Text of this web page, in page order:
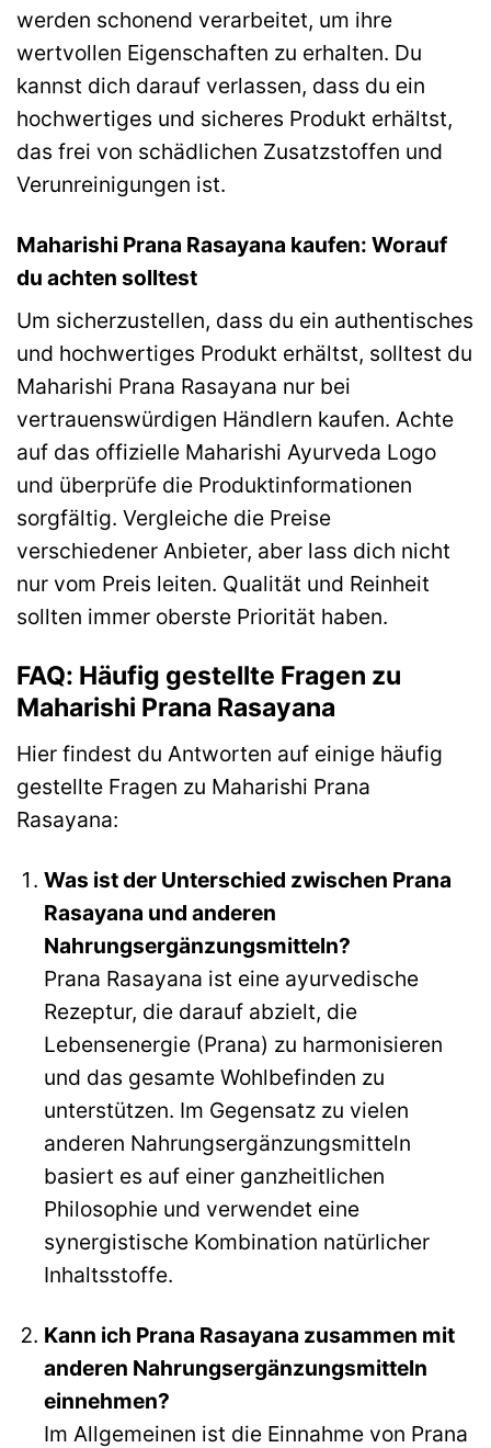
werden schonend verarbeitet, um ihre
wertvollen Eigenschaften zu erhalten. Du
kannst dich darauf verlassen, dass du ein
hochwertiges und sicheres Produkt erhältst,
das frei von schädlichen Zusatzstoffen und
Verunreinigungen ist.
Maharishi Prana Rasayana kaufen: Worauf
du achten solltest
Um sicherzustellen, dass du ein authentisches
und hochwertiges Produkt erhältst, solltest du
Maharishi Prana Rasayana nur bei
vertrauenswürdigen Händlern kaufen. Achte
auf das offizielle Maharishi Ayurveda Logo
und überprüfe die Produktinformationen
sorgfältig. Vergleiche die Preise
verschiedener Anbieter, aber lass dich nicht
nur vom Preis leiten. Qualität und Reinheit
sollten immer oberste Priorität haben.
FAQ: Häufig gestellte Fragen zu
Maharishi Prana Rasayana
Hier findest du Antworten auf einige häufig
gestellte Fragen zu Maharishi Prana
Rasayana:
Was ist der Unterschied zwischen Prana
Rasayana und anderen
Nahrungsergänzungsmitteln?
Prana Rasayana ist eine ayurvedische
Rezeptur, die darauf abzielt, die
Lebensenergie (Prana) zu harmonisieren
und das gesamte Wohlbefinden zu
unterstützen. Im Gegensatz zu vielen
anderen Nahrungsergänzungsmitteln
basiert es auf einer ganzheitlichen
Philosophie und verwendet eine
synergistische Kombination natürlicher
Inhaltsstoffe.
Kann ich Prana Rasayana zusammen mit
anderen Nahrungsergänzungsmitteln
einnehmen?
Im Allgemeinen ist die Einnahme von Prana